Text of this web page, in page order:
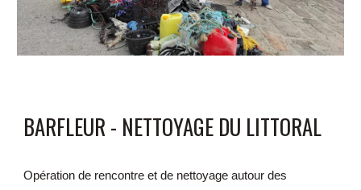
BARFLEUR - NETTOYAGE DU LITTORAL
Opération de rencontre et de nettoyage autour des